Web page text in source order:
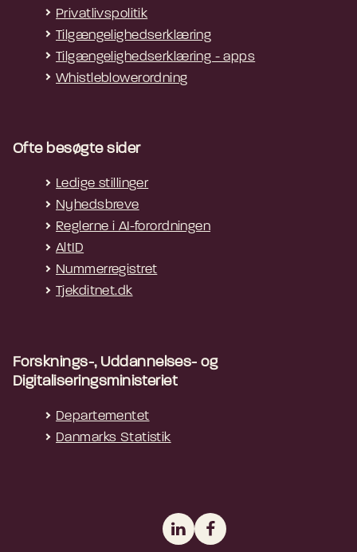
Privatlivspolitik
Tilgængelighedserklæring
Tilgængelighedserklæring - apps
Whistleblowerordning
Ofte besøgte sider
Ledige stillinger
Nyhedsbreve
Reglerne i AI-forordningen
AltID
Nummerregistret
Tjekditnet.dk
Forsknings-, Uddannelses- og
Digitaliseringsministeriet
Departementet
Danmarks Statistik
LinkedInFacebook